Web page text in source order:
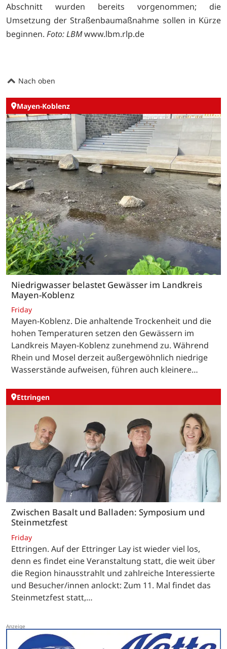
Abschnitt wurden bereits vorgenommen; die
Umsetzung der Straßenbaumaßnahme sollen in Kürze
beginnen. Foto: LBMwww.lbm.rlp.de
Nach oben
Mayen-Koblenz
Niedrigwasser belastet Gewässer im Landkreis
Mayen-Koblenz
Friday
Mayen-Koblenz. Die anhaltende Trockenheit und die
hohen Temperaturen setzen den Gewässern im
Landkreis Mayen-Koblenz zunehmend zu. Während
Rhein und Mosel derzeit außergewöhnlich niedrige
Wasserstände aufweisen, führen auch kleinere…
Ettringen
Zwischen Basalt und Balladen: Symposium und
Steinmetzfest
Friday
Ettringen. Auf der Ettringer Lay ist wieder viel los,
denn es findet eine Veranstaltung statt, die weit über
die Region hinausstrahlt und zahlreiche Interessierte
und Besucher/innen anlockt: Zum 11. Mal findet das
Steinmetzfest statt,…